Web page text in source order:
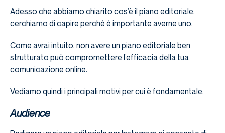
Adesso che abbiamo chiarito cos’è il piano editoriale,
cerchiamo di capire perché è importante averne uno.
Come avrai intuito, non avere un piano editoriale ben
strutturato può compromettere l’efficacia della tua
comunicazione online.
Vediamo quindi i principali motivi per cui è fondamentale.
Audience